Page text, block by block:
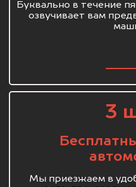
Буквально в течение
озвучивает вам
3
Мы приезжаем в